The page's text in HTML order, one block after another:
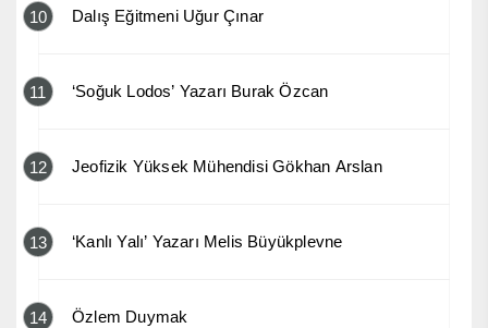
10 Dalış Eğitmeni Uğur Çınar
11 ‘Soğuk Lodos’ Yazarı Burak Özcan
12 Jeofizik Yüksek Mühendisi Gökhan Arslan
13 ‘Kanlı Yalı’ Yazarı Melis Büyükplevne
14 Özlem Duymak